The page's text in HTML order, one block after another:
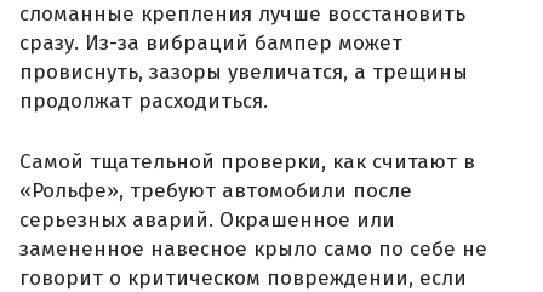
сломанные крепления лучше восстановить
сразу. Из-за вибраций бампер может
провиснуть, зазоры увеличатся, а трещины
продолжат расходиться.
Самой тщательной проверки, как считают в
«Рольфе», требуют автомобили после
серьезных аварий. Окрашенное или
замененное навесное крыло само по себе не
говорит о критическом повреждении, если